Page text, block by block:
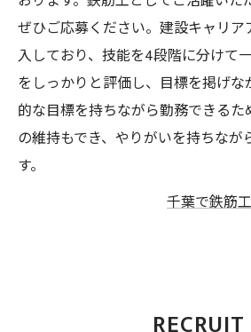
ぜひご応募ください。建設キャリ
入しており、技能を4段階に分けて
をしっかりと評価し、目標を掲げ
的な目標を持ちながら勤務できる
の維持もでき、やりがいを持ちなが
す。
千葉で鉄筋